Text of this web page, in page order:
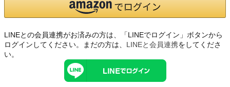
LINEとの会員連携がお済みの方は、「LINEでログイン」ボタンから
ログインしてください。まだの方は、 LINEと会員連携をしてくださ
い。